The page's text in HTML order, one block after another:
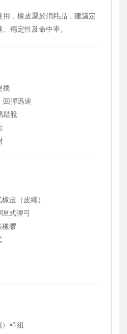
，橡皮屬於消耗品，建議定
穩定性及命中率。
換
回彈迅速
鬆脫
皮（皮繩）
式彈弓
橡膠
×1組